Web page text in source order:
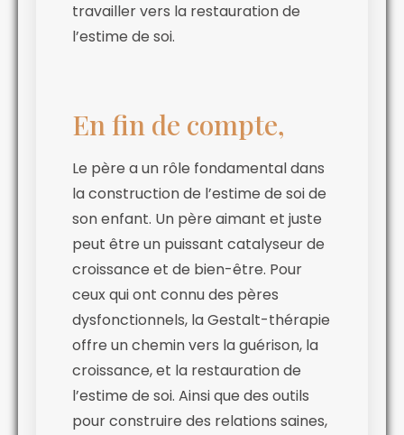
travailler vers la restauration de
l’estime de soi.
En fin de compte,
Le père a un rôle fondamental dans
la construction de l’estime de soi de
son enfant. Un père aimant et juste
peut être un puissant catalyseur de
croissance et de bien-être. Pour
ceux qui ont connu des pères
dysfonctionnels, la Gestalt-thérapie
offre un chemin vers la guérison, la
croissance, et la restauration de
l’estime de soi. Ainsi que des outils
pour construire des relations saines,